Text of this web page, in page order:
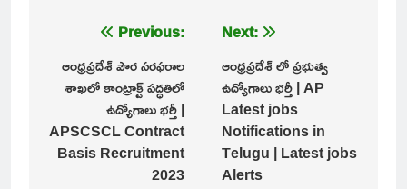
navigation
Previous:
ఆంధ్రప్రదేశ్ పౌర సరఫరాల
శాఖలో కాంట్రాక్ట్ పద్ధతిలో
ఉద్యోగాలు భర్తీ |
APSCSCL Contract
Basis Recruitment
2023
Next:
ఆంధ్రప్రదేశ్ లో ప్రభుత్వ
ఉద్యోగాలు భర్తీ | AP
Latest jobs
Notifications in
Telugu | Latest jobs
Alerts